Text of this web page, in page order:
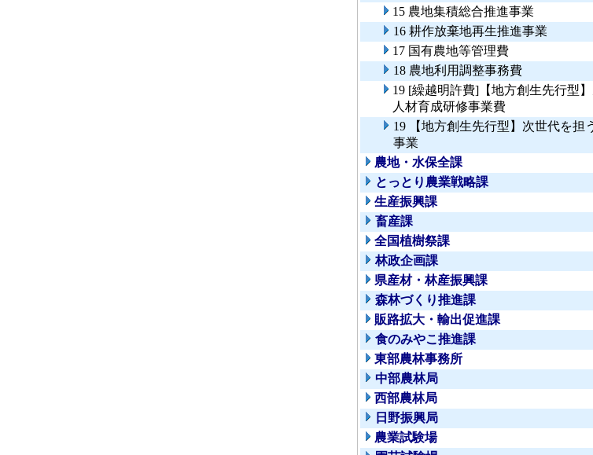
15 農地集積総合推進事業
16 耕作放棄地再生推進事業
17 国有農地等管理費
18 農地利用調整事務費
19 [繰越明許費]【地方創生先行型
人材育成研修事業費
19 【地方創生先行型】次世代を担
事業
農地・水保全課
とっとり農業戦略課
生産振興課
畜産課
全国植樹祭課
林政企画課
県産材・林産振興課
森林づくり推進課
販路拡大・輸出促進課
食のみやこ推進課
東部農林事務所
中部農林局
西部農林局
日野振興局
農業試験場